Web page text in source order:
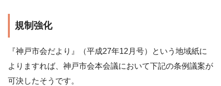
規制強化
『神戸市会だより』（平成27年12月号）という地域紙に
よりますれば、神戸市会本会議において下記の条例議案が
可決したそうです。